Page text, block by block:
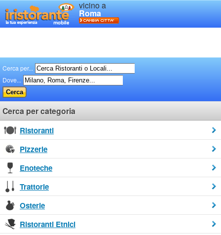
vicino a
Roma
Cerca per...
Dove...
Cerca per categoria
Ristoranti
Pizzerie
Enoteche
Trattorie
Osterie
Ristoranti Etnici